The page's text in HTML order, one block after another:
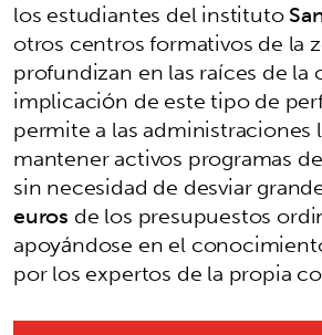
los estudiantes del instituto
otros centros formativos de la
profundizan en las raíces de la
implicación de este tipo de
permite a las administraciones
mantener activos programas
sin necesidad de desviar
euros de los presupuestos
apoyándose en el
por los expertos de la propia